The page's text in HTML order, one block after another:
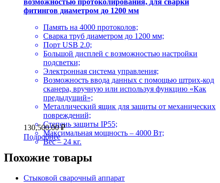
фитингов диаметром до 1200 мм
Память на 4000 протоколов;
Сварка труб диаметром до 1200 мм;
Порт USB 2.0;
Большой дисплей с возможностью настройки
подсветки;
Электронная система управления;
Возможность ввода данных с помощью штрих-код
сканера, вручную или используя функцию «Как
предыдущий»;
Металлический ящик для защиты от механических
повреждений;
Степень защиты IP55;
Максимальная мощность – 4000 Вт;
Вес – 24 кг.
130,500.00₽
Подробнее
Похожие товары
Стыковой сварочный аппарат